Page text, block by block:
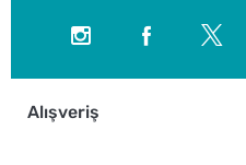
Alışveriş